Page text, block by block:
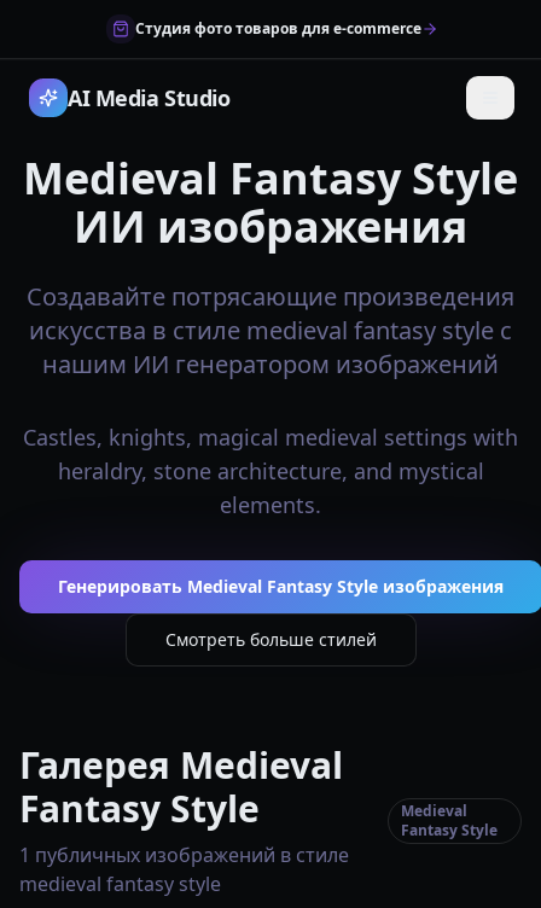
Студия фото товаров для e-commerce
AI Media Studio
Medieval Fantasy Style
ИИ изображения
Создавайте потрясающие произведения
искусства в стиле medieval fantasy style с
нашим ИИ генератором изображений
Castles, knights, magical medieval settings with
heraldry, stone architecture, and mystical
elements.
Генерировать Medieval Fantasy Style изображения
Смотреть больше стилей
Галерея Medieval
Fantasy Style
1 публичных изображений в стиле
medieval fantasy style
Medieval
Fantasy Style